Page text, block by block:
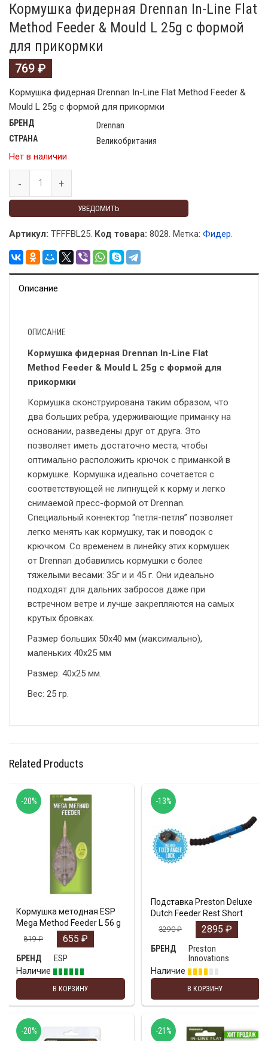
Кормушка фидерная Drennan In-Line Flat
Method Feeder & Mould L 25g с формой
для прикормки
769 ₽
Кормушка фидерная Drennan In-Line Flat Method Feeder &
Mould L 25g с формой для прикормки
БРЕНД Drennan
СТРАНА
Великобритания
Нет в наличии
УВЕДОМИТЬ
Артикул: TFFFBL25. Код товара: 8028. Метка: Фидер.
Описание
ОПИСАНИЕ
Кормушка фидерная Drennan In-Line Flat
Method Feeder & Mould L 25g с формой для
прикормки
Кормушка сконструирована таким образом, что
два больших ребра, удерживающие приманку на
основании, разведены друг от друга. Это
позволяет иметь достаточно места, чтобы
оптимально расположить крючок с приманкой в
кормушке. Кормушка идеально сочетается с
соответствующей не липнущей к корму и легко
снимаемой пресс-формой от Drennan.
Специальный коннектор “петля-петля” позволяет
легко менять как кормушку, так и поводок с
крючком. Со временем в линейку этих кормушек
от Drennan добавились кормушки с более
тяжелыми весами: 35г и и 45 г. Они идеально
подходят для дальних забросов даже при
встречном ветре и лучше закрепляются на самых
крутых бровках.
Размер больших 50х40 мм (максимально),
маленьких 40х25 мм
Размер: 40х25 мм.
Вес: 25 гр.
Related Products
Кормушка методная ESP
Mega Method Feeder L 56 g
819₽ 655 ₽
БРЕНД
ESP
Наличие
В КОРЗИНУ
-20%
Подставка Preston Deluxe
Dutch Feeder Rest Short
3290₽ 2895 ₽
БРЕНД
Preston
Innovations
Наличие
В КОРЗИНУ
-13%
-20% -21%